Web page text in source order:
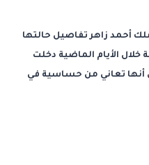
أحمد زاهر تفاصيل حالتها
الأيام الماضية دخلت
أنها تعاني من حساسية في